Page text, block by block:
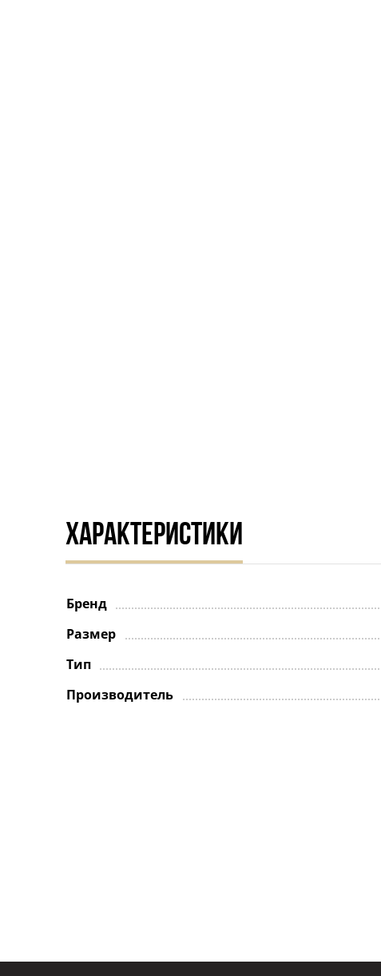
ХАРАКТЕРИСТИКИ
Бренд
Размер
Тип
Производитель